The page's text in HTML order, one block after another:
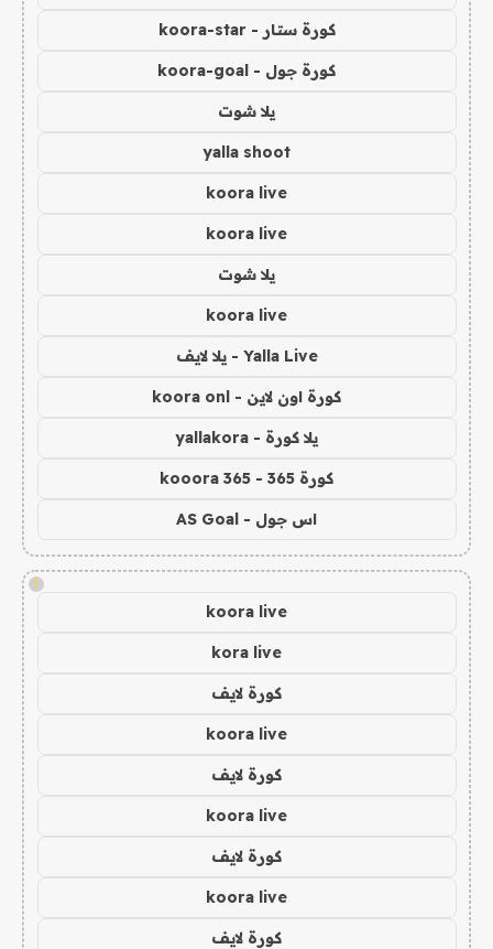
كورة ستار - koora-star
كورة جول - koora-goal
يلا شوت
yalla shoot
koora live
koora live
يلا شوت
koora live
Yalla Live - يلا لايف
كورة اون لاين - koora onl
يلا كورة - yallakora
كورة 365 - kooora 365
اس جول - AS Goal
!
koora live
kora live
كورة لايف
koora live
كورة لايف
koora live
كورة لايف
koora live
كورة لايف